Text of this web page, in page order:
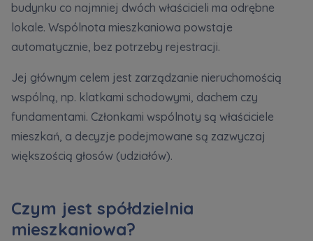
budynku co najmniej dwóch właścicieli ma odrębne
lokale. Wspólnota mieszkaniowa powstaje
automatycznie, bez potrzeby rejestracji.
Jej głównym celem jest zarządzanie nieruchomością
wspólną, np. klatkami schodowymi, dachem czy
fundamentami. Członkami wspólnoty są właściciele
mieszkań, a decyzje podejmowane są zazwyczaj
większością głosów (udziałów).
Czym jest spółdzielnia
mieszkaniowa?
Skontaktuj się z nami